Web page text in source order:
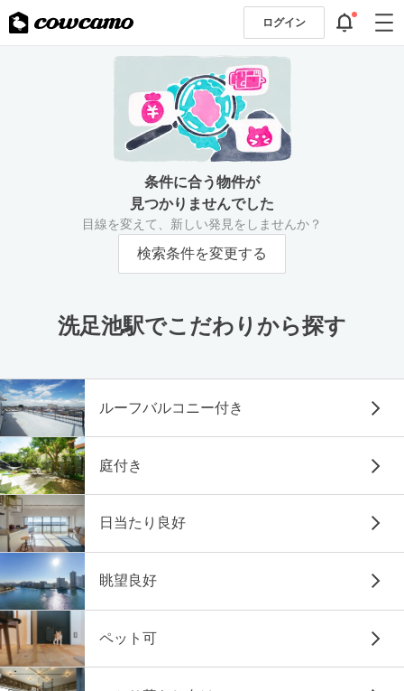
ログイン
条件に合う物件が
見つかりませんでした
目線を変えて、新しい発見をしませんか？
検索条件を変更する
洗足池駅でこだわりから探す
ルーフバルコニー付き
庭付き
日当たり良好
眺望良好
ペット可